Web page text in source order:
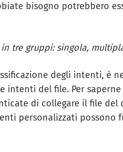
bisogno potrebbero
tre gruppi: singola,
degli intenti, è
intenti del file. Per
di collegare il file del
personalizzati possono